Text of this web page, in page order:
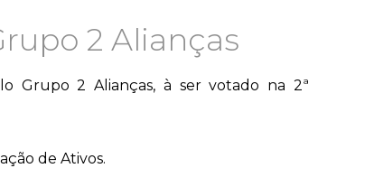
2 Alianças
Grupo 2 Alianças, à ser votado na 2ª
de Ativos.